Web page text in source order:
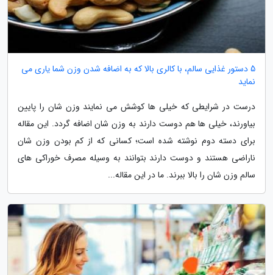
5 دستور غذایی سالم، با کالری بالا که به اضافه شدن وزن شما یاری می
نماید
درست در شرایطی که خیلی ها کوشش می نمایند وزن شان را پایین
بیاورند، خیلی ها هم دوست دارند به وزن شان اضافه گردد. این مقاله
برای دسته دوم نوشته شده است؛ کسانی که از کم بودن وزن شان
ناراضی هستند و دوست دارند بتوانند به وسیله مصرف خوراکی های
سالم وزن شان را بالا ببرند. ما در این مقاله...